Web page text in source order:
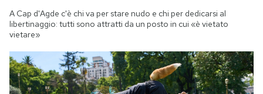
A Cap d'Agde c'è chi va per stare nudo e chi per dedicarsi al
libertinaggio: tutti sono attratti da un posto in cui «è vietato
vietare»